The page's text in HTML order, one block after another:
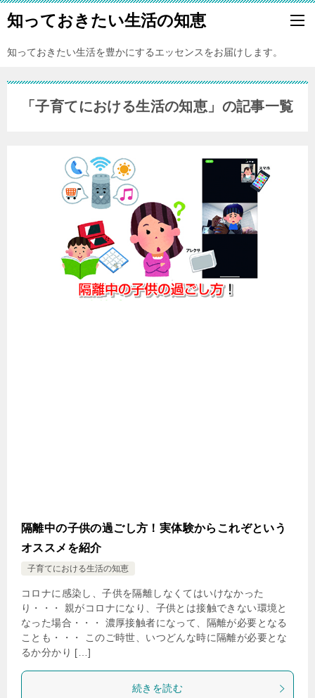
知っておきたい生活の知恵
知っておきたい生活を豊かにするエッセンスをお届けします。
「子育てにおける生活の知恵」の記事一覧
隔離中の子供の過ごし方！実体験からこれぞという
オススメを紹介
子育てにおける生活の知恵
コロナに感染し、子供を隔離しなくてはいけなかった
り・・・ 親がコロナになり、子供とは接触できない環境と
なった場合・・・ 濃厚接触者になって、隔離が必要となる
ことも・・・ このご時世、いつどんな時に隔離が必要とな
るか分かり […]
続きを読む